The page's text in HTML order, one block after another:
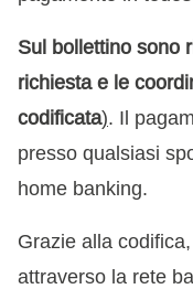
Sul bollettino sono
richiesta e le
codificata). Il
presso qualsiasi
home banking.
Grazie alla
attraverso la rete